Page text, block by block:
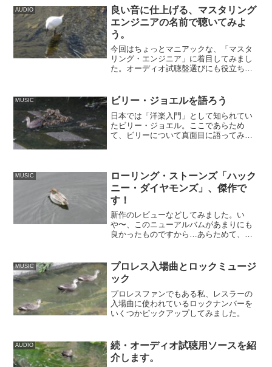
AUDIO
良い音に仕上げる、マスタリング
エンジニアの名前で聴いてみよ
う。
今回はちょっとマニアックな、「マスタ
リング・エンジニア」に着目してみまし
た。オーディオ試聴盤選びにも役立ちま
MUSIC ビリー・ジョエルを語ろう
日本では「洋楽入門」として知られてい
たビリー・ジョエル。ここであらため
て、ビリーについて真面目に語ってみよ
MUSIC
ローリング・ストーンズ「ハック
ニー・ダイヤモンズ」、傑作で
す！
新作のレビューなどしてみました。い
や〜、このニューアルバムがあまりにも
良かったものですから…あらためて、凄
MUSIC
プロレス入場曲とロックミュージ
ック
プロレスファンでもある私、レスラーの
入場曲に使われているロックナンバーを
いくつかピックアップしてみました。
AUDIO
続・オーディオ試聴用ソースを紹
介します。